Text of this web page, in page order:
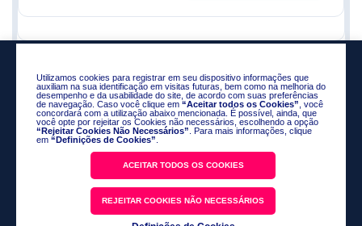
Política de Privacidade
Código de Conduta
Utilizamos cookies para registrar em seu dispositivo informações que
auxiliam na sua identificação em visitas futuras, bem como na melhoria do
desempenho e da usabilidade do site, de acordo com suas preferências
de navegação. Caso você clique em “Aceitar todos os Cookies” , você
concordará com a utilização abaixo mencionada. É possível, ainda, que
você opte por rejeitar os Cookies não necessários, escolhendo a opção
“Rejeitar Cookies Não Necessários” . Para mais informações, clique
em “Definições de Cookies”
ACEITAR TODOS OS COOKIES
REJEITAR COOKIES NÃO NECESSÁRIOS